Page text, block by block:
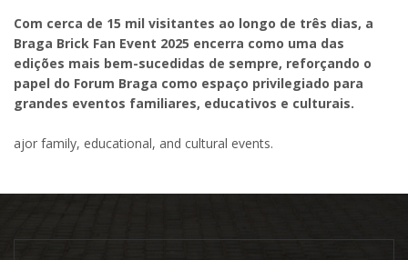
Com cerca de 15 mil visitantes ao longo de três dias, a
Braga Brick Fan Event 2025 encerra como uma das
edições mais bem-sucedidas de sempre, reforçando o
papel do Forum Braga como espaço privilegiado para
grandes eventos familiares, educativos e culturais.
ajor family, educational, and cultural events.